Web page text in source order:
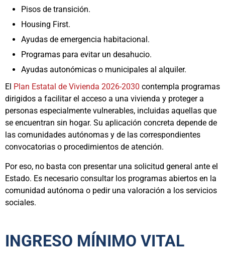
Pisos de transición.
Housing First.
Ayudas de emergencia habitacional.
Programas para evitar un desahucio.
Ayudas autonómicas o municipales al alquiler.
El Plan Estatal de Vivienda 2026-2030 contempla programas
dirigidos a facilitar el acceso a una vivienda y proteger a
personas especialmente vulnerables, incluidas aquellas que
se encuentran sin hogar. Su aplicación concreta depende de
las comunidades autónomas y de las correspondientes
convocatorias o procedimientos de atención.
Por eso, no basta con presentar una solicitud general ante el
Estado. Es necesario consultar los programas abiertos en la
comunidad autónoma o pedir una valoración a los servicios
sociales.
INGRESO MÍNIMO VITAL